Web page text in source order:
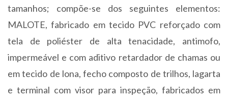
tamanhos; compõe-se dos seguintes elementos:
MALOTE, fabricado em tecido PVC reforçado com
tela de poliéster de alta tenacidade, antimofo,
impermeável e com aditivo retardador de chamas ou
em tecido de lona, fecho composto de trilhos, lagarta
e terminal com visor para inspeção, fabricados em